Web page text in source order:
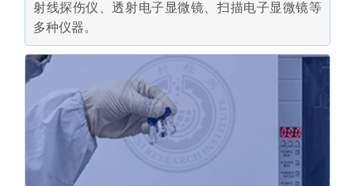
射线探伤仪、透射电子显微镜、扫描电子显微镜等
多种仪器。